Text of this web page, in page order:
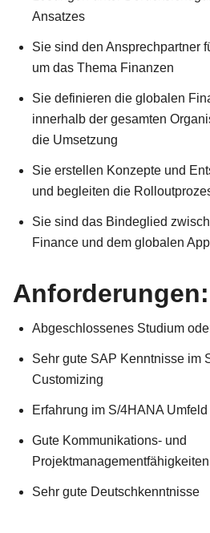
Ansatzes
Sie sind den Ansprechpartner
um das Thema Finanzen
Sie definieren die globalen
innerhalb der gesamten
die Umsetzung
Sie erstellen Konzepte und
und begleiten die
Sie sind das Bindeglied
Finance und dem globalen
Anforderungen:
Abgeschlossenes Studium
Sehr gute SAP Kenntnisse im
Customizing
Erfahrung im S/4HANA Umfeld
Gute Kommunikations- und
Projektmanagementfähigkeiten
Sehr gute Deutschkenntnisse